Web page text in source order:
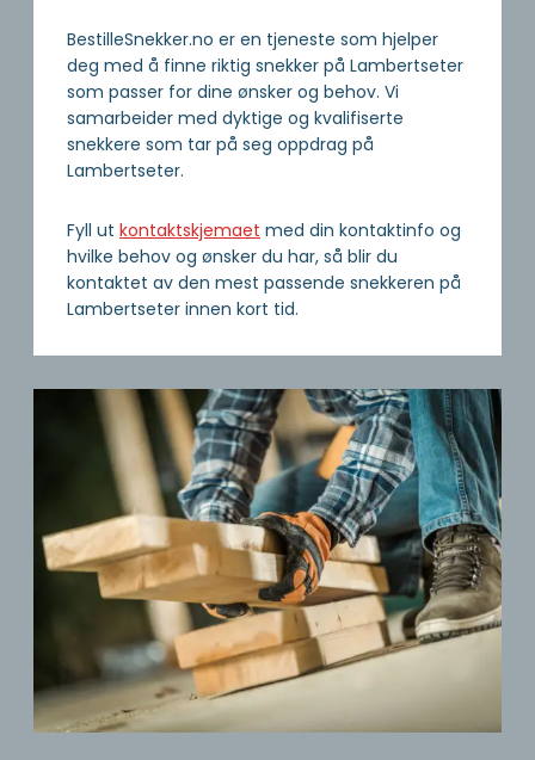
BestilleSnekker.no er en tjeneste som hjelper
deg med å finne riktig snekker på Lambertseter
som passer for dine ønsker og behov. Vi
samarbeider med dyktige og kvalifiserte
snekkere som tar på seg oppdrag på
Lambertseter.
Fyll ut kontaktskjemaet med din kontaktinfo og
hvilke behov og ønsker du har, så blir du
kontaktet av den mest passende snekkeren på
Lambertseter innen kort tid.